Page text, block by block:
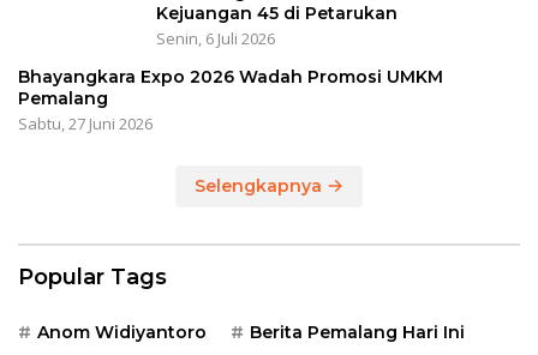
Kejuangan 45 di Petarukan
Senin, 6 Juli 2026
Bhayangkara Expo 2026 Wadah Promosi UMKM
Pemalang
Sabtu, 27 Juni 2026
Selengkapnya
Popular Tags
Anom Widiyantoro Berita Pemalang Hari Ini